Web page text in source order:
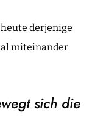
derjenige
miteinander
sich die